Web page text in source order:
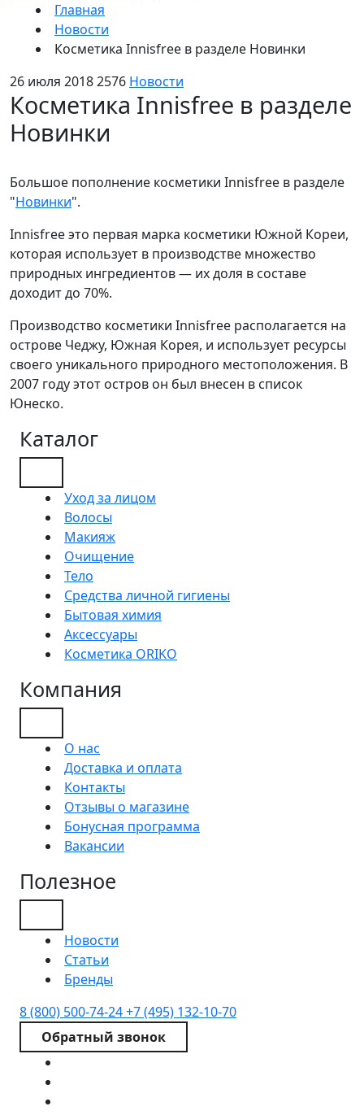
Главная
Новости
Косметика Innisfree в разделе Новинки
26 июля 20182576 Новости
Косметика Innisfree в разделе
Новинки
Большое пополнение косметики Innisfree в разделе
"Новинки".
Innisfree это первая марка косметики Южной Кореи,
которая использует в производстве множество
природных ингредиентов — их доля в составе
доходит до 70%.
Производство косметики Innisfree располагается на
острове Чеджу, Южная Корея, и использует ресурсы
своего уникального природного местоположения. В
2007 году этот остров он был внесен в список
Юнеско.
Каталог
Уход за лицом
Волосы
Макияж
Очищение
Тело
Средства личной гигиены
Бытовая химия
Аксессуары
Косметика ORIKO
Компания
О нас
Доставка и оплата
Контакты
Отзывы о магазине
Бонусная программа
Вакансии
Полезное
Новости
Статьи
Бренды
8 (800) 500-74-24+7 (495) 132-10-70
Обратный звонок